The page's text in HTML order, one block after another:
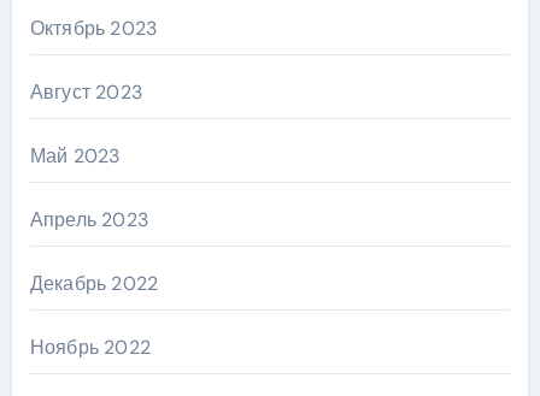
Октябрь 2023
Август 2023
Май 2023
Апрель 2023
Декабрь 2022
Ноябрь 2022